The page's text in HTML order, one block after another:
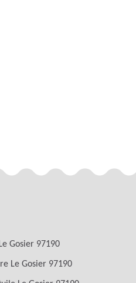
Gosier 97190
Le Gosier 97190